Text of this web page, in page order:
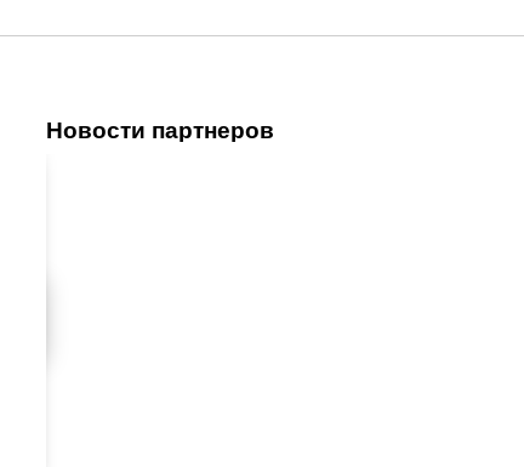
Новости партнеров